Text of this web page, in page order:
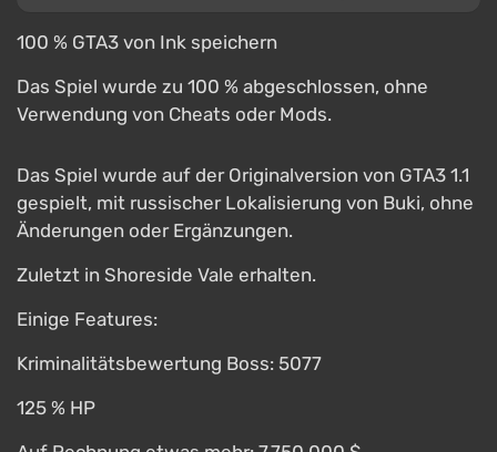
100 % GTA3 von Ink speichern
Das Spiel wurde zu 100 % abgeschlossen, ohne
Verwendung von Cheats oder Mods.
Das Spiel wurde auf der Originalversion von GTA3 1.1
gespielt, mit russischer Lokalisierung von Buki, ohne
Änderungen oder Ergänzungen.
Zuletzt in Shoreside Vale erhalten.
Einige Features:
Kriminalitätsbewertung Boss: 5077
125 % HP